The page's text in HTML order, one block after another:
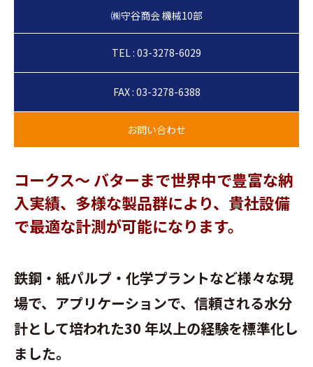
TEL : 03-3278-6029
FAX : 03-3278-6388
コークス〜 バターまで世界中で豊富な納
⼊実績、多様な製品群により、貴社設備
で最適な計測が可能になります。
鉄鋼・紙パルプ・化学プラントなど様々な現
場で、アプリケーションで、信頼される⽔分
計として培われた30 年以上の経験を標準化し
ました。